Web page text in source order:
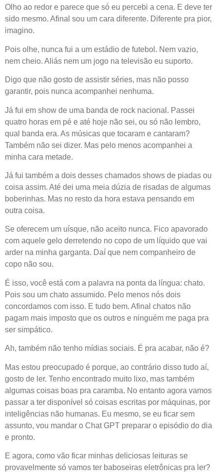
Olho ao redor e parece que só eu percebi a cena. E deve ter
sido mesmo. Afinal sou um cara diferente. Diferente pra pior,
imagino.
Pois olhe, nunca fui a um estádio de futebol. Nem vazio,
nem cheio. Aliás nem um jogo na televisão eu suporto.
Digo que não gosto de assistir séries, mas não posso
garantir, pois nunca acompanhei nenhuma.
Já fui em show de uma banda de rock nacional. Passei
quatro horas em pé e até hoje não sei, ou só não lembro,
qual banda era. As músicas que tocaram e cantaram?
Também não sei dizer. Mas pelo menos acompanhei a
minha cara metade.
Já fui também a dois desses chamados shows de piadas ou
coisa assim. Até dei uma meia dúzia de risadas de algumas
boberinhas. Mas no resto da hora estava pensando em
outra coisa.
Se oferecem um uísque, não aceito nunca. Fico apavorado
com aquele gelo derretendo no copo de um líquido que vai
arder na minha garganta. Daí que nem companheiro de
copo não sou.
É isso, você está com a palavra na ponta da língua: chato.
Pois sou um chato assumido. Pelo menos nós dois
concordamos com isso. E tudo bem. Afinal chatos não
pagam mais imposto que os outros e ninguém me paga pra
ser simpático.
Ah, também não tenho mídias sociais. É pra acabar, não é?
Mas estou preocupado é porque, ao contrário disso tudo aí,
gosto de ler. Tenho encontrado muito lixo, mas também
algumas coisas boas pra caramba. No entanto agora vamos
passar a ter disponível só coisas escritas por máquinas, por
inteligências não humanas. Eu mesmo, se eu ficar sem
assunto, vou mandar o Chat GPT preparar o episódio do dia
e pronto.
E agora, como vão ficar minhas deliciosas leituras se
provavelmente só vamos ter baboseiras eletrônicas pra ler?